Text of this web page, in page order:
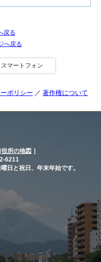
戻る
へ戻る
スマートフォン
ポリシー 著作権について
役所の地図 ］
6211
日と祝日、年末年始です。